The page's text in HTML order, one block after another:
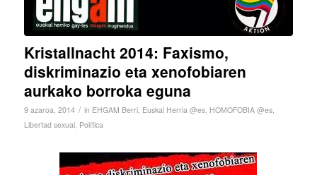
Kristallnacht 2014: Faxismo,
diskriminazio eta xenofobiaren
aurkako borroka eguna
9 azaroa, 2014 / in EHGAM Berri, Euskal Herria @es, HOMOFOBIA @es,
Libertad sexual, Política